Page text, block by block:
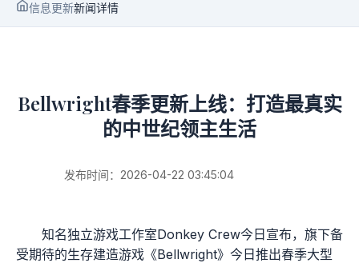
信息更新新闻详情
Bellwright春季更新上线：打造最真实
的中世纪领主生活
发布时间：2026-04-22 03:45:04
知名独立游戏工作室Donkey Crew今日宣布，旗下备
受期待的生存建造游戏《Bellwright》今日推出春季大型